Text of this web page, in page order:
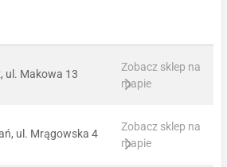
ul. Makowa 13
Zobacz sklep na
mapie
ul. Mrągowska 4
Zobacz sklep na
mapie